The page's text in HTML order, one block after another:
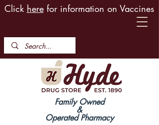
Click herefor information on Vaccines
Family Owned
&
Operated Pharmacy